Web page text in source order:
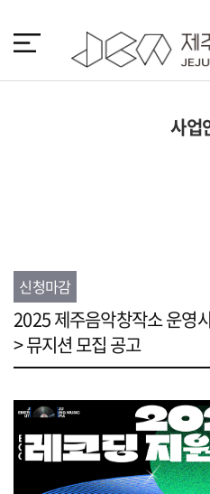
바
가
사업
신청마감
2025 제주음악창작소 운영
> 뮤지션 모집 공고